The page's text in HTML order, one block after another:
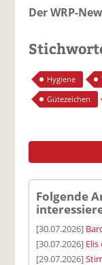
Der WRP-
Hygiene
Gütezeichen
Folgende
[30.07.2026]
[30.07.2026]
[29.07.2026]